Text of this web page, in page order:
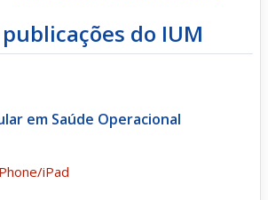
do IUM
em Saúde Operacional
iPad